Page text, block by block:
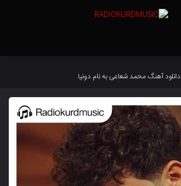
دانلود آهنگ محمد شعاعی به نام دونیا